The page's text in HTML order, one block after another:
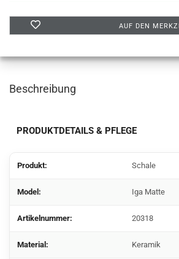
AUF DEN
Beschreibung
PRODUKTDETAILS & PFLEGE
Produkt: Schale
Model: Iga Matte
Artikelnummer: 20318
Material: Keramik